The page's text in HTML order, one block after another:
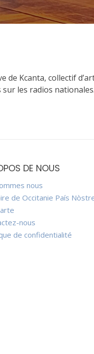
de Kcanta, collectif
les radios nationales.
DE NOUS
nous
de Occitanie País
nous
de confidentialité